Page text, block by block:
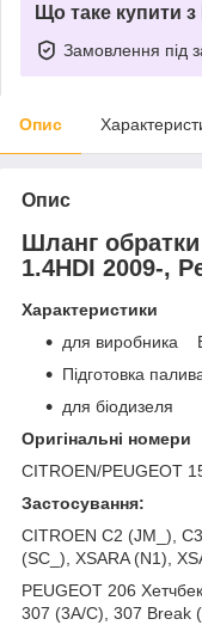
Що таке купити
Замовлення під
Опис
Опис
Шланг
1.4HDI 2009-,
Характеристики
для виробника
Підготовка
для біодизеля
Оригінальні номери
CITROEN/PEUGEOT
Застосування:
CITROEN C2 (JM_),
(SC_), XSARA (N1),
PEUGEOT 206
307 (3A/C), 307 Break